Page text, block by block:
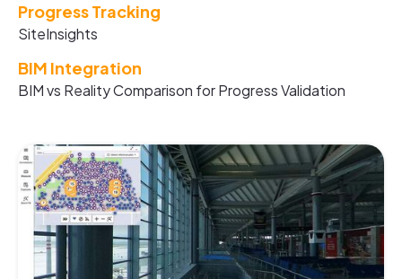
Progress Tracking
SiteInsights
BIM Integration
BIM vs Reality Comparison for Progress Validation